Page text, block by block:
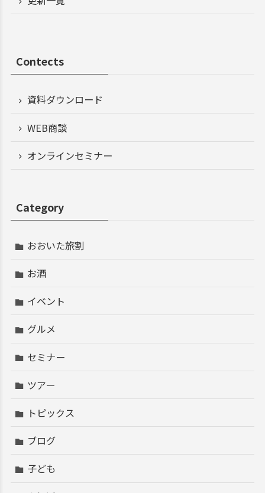
Contects
資料ダウンロード
WEB商談
オンラインセミナー
Category
おおいた旅割
お酒
イベント
グルメ
セミナー
ツアー
トピックス
ブログ
子ども